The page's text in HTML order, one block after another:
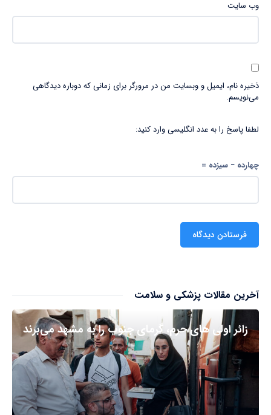
وب‌ سایت
ذخیره نام، ایمیل و وبسایت من در مرورگر برای زمانی که دوباره دیدگاهی
می‌نویسم.
لطفا پاسخ را به عدد انگلیسی وارد کنید:
چهارده − سیزده =
آخرین مقالات پزشکی و سلامت
زائر اولی های حرم، گرمای جنوب را به مشهد می‌برند